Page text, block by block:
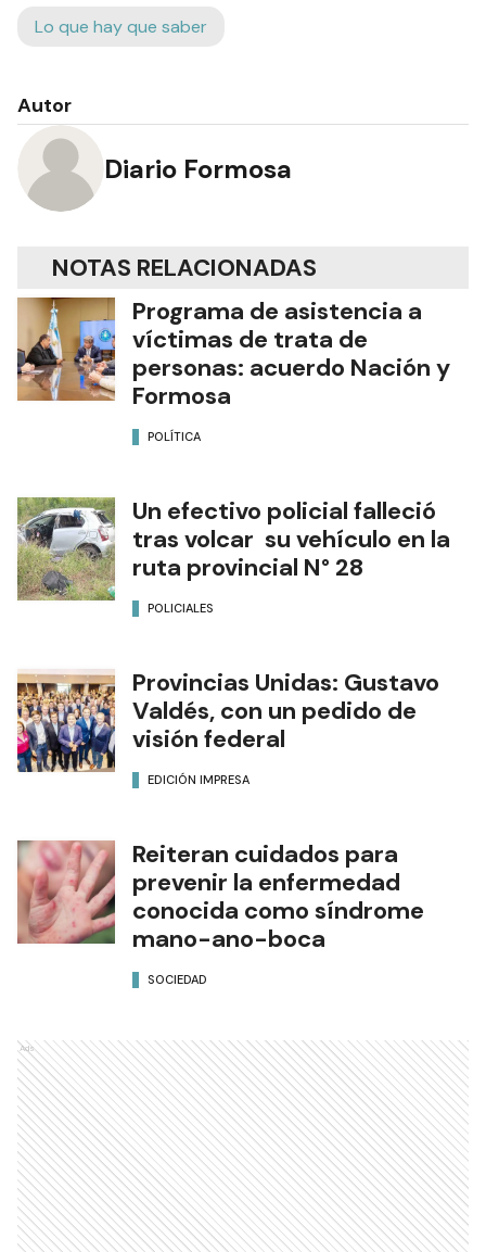
Lo que hay que saber
Autor
Diario Formosa
NOTAS RELACIONADAS
Programa de asistencia a
víctimas de trata de
personas: acuerdo Nación y
Formosa
POLÍTICA
Un efectivo policial falleció
tras volcar su vehículo en la
ruta provincial N° 28
POLICIALES
Provincias Unidas: Gustavo
Valdés, con un pedido de
visión federal
EDICIÓN IMPRESA
Reiteran cuidados para
prevenir la enfermedad
conocida como síndrome
mano-ano-boca
SOCIEDAD
Ads